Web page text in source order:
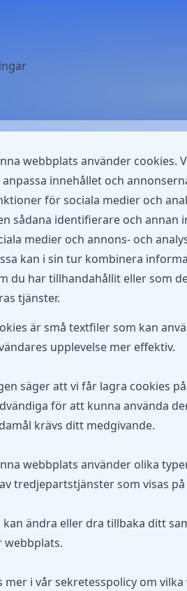
webbplats använder cookies.
innehållet och
för sociala medier och
sådana identifierare och
medier och annons- och
kan i sin tur kombinera
du har tillhandahållit eller som
tjänster.
är små textfiler som kan
upplevelse mer effektiv.
säger att vi får lagra cookies
för att kunna använda
krävs ditt medgivande.
webbplats använder olika
tredjepartstjänster som visas på
kan ändra eller dra tillbaka ditt
webbplats.
mer i vår sekretesspolicy om